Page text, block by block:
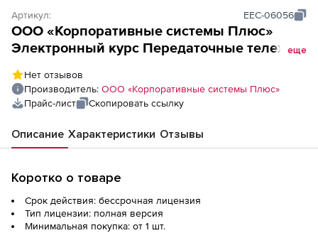
Артикул: EEC-06056
ООО «Корпоративные системы Плюс»
Электронный курс Передаточные тележки
еще
Нет отзывов
Производитель: ООО «Корпоративные системы Плюс»
Прайс-лист
Скопировать ссылку
Описание Характеристики Отзывы
Коротко о товаре
Срок действия: бессрочная лицензия
Тип лицензии: полная версия
Минимальная покупка: от 1 шт.